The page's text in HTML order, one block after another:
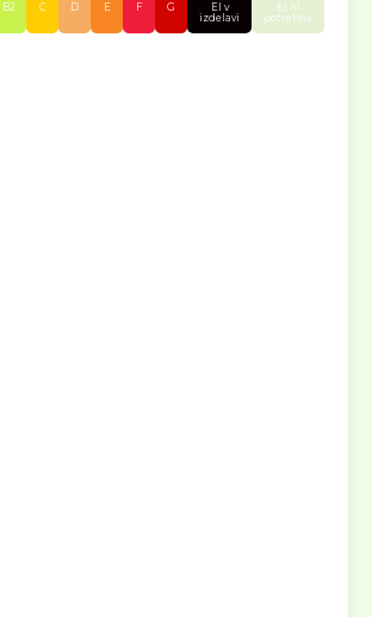
B2 C D E F G
EI v
izdelavi
EI ni
potrebna